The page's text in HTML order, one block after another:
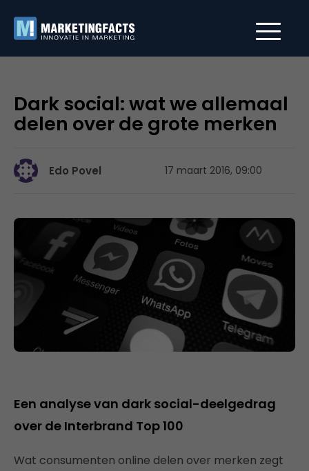
Dark social: wat we allemaal
delen over de grote merken
Edo Povel 17 maart 2016, 09:00
Een analyse van dark social-deelgedrag
over de Interbrand Top 100
Wat consumenten online delen over merken zegt